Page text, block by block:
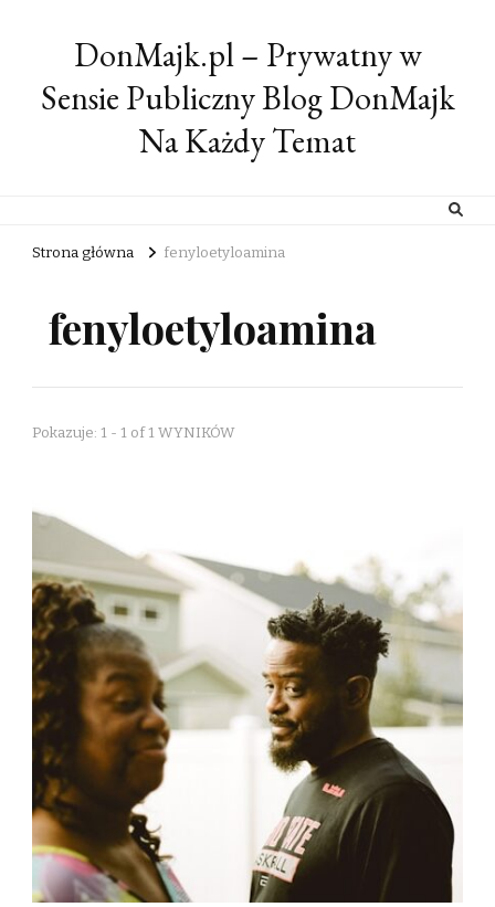
DonMajk.pl – Prywatny w
Sensie Publiczny Blog DonMajk
Na Każdy Temat
Strona główna fenyloetyloamina
fenyloetyloamina
Pokazuje: 1 - 1 of 1 WYNIKÓW